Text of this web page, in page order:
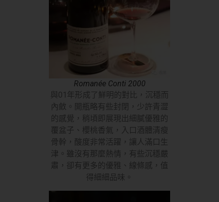
Romanée Conti 2000
與01年形成了鮮明的對比，沉穩而
內斂。開瓶略有些封閉，少許青澀
的感覺，稍頃即展現出細膩優雅的
覆盆子、櫻桃香氣，入口酒體清瘦
骨幹，酸度非常活躍，讓人滿口生
津。雖沒有那麼熱情，有些沉穩嚴
肅，卻有更多的優雅、線條感，值
得細細品味。